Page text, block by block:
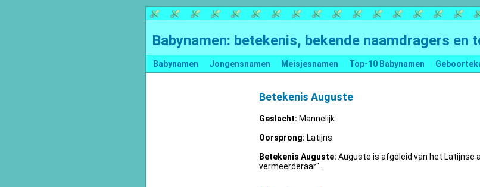
Babynamen: betekenis, bekende naamdragers en
Babynamen Jongensnamen Meisjesnamen Top-10 Babynamen
Betekenis Auguste
Geslacht: Mannelijk
Oorsprong: Latijns
Betekenis Auguste: Auguste is afgeleid van het Latijnse
vermeerderaar".